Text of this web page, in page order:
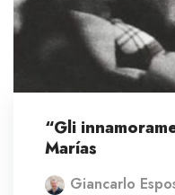
“Gli
Marías
Giancarlo